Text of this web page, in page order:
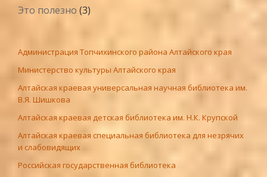
Это полезно (3)
Администрация Топчихинского района Алтайского края
Министерство культуры Алтайского края
Алтайская краевая универсальная научная библиотека им.
В.Я. Шишкова
Алтайская краевая детская библиотека им. Н.К. Крупской
Алтайская краевая специальная библиотека для незрячих
и слабовидящих
Российская государственная библиотека